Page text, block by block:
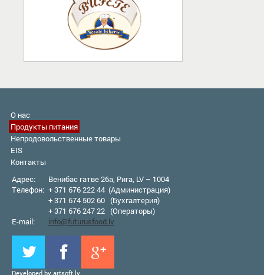
О нас
Продукты питания
Непродовольственные товары
EIS
Контакты
Адрес:
Венибас гатве 26а, Рига, LV – 1004
Телефон: + 371 676 222 44 (Администрация)
+ 371 674 502 60 (Бухгалтерия)
+ 371 676 247 22 (Операторы)
E-mail:
info@futurusfood.lv
Developed by artsoft.lv